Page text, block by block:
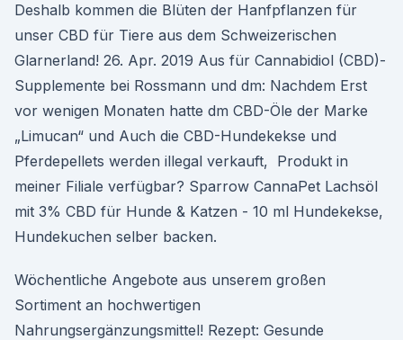
Deshalb kommen die Blüten der Hanfpflanzen für
unser CBD für Tiere aus dem Schweizerischen
Glarnerland! 26. Apr. 2019 Aus für Cannabidiol (CBD)-
Supplemente bei Rossmann und dm: Nachdem Erst
vor wenigen Monaten hatte dm CBD-Öle der Marke
„Limucan“ und Auch die CBD-Hundekekse und
Pferdepellets werden illegal verkauft, Produkt in
meiner Filiale verfügbar? Sparrow CannaPet Lachsöl
mit 3% CBD für Hunde & Katzen - 10 ml Hundekekse,
Hundekuchen selber backen.
Wöchentliche Angebote aus unserem großen
Sortiment an hochwertigen
Nahrungsergänzungsmittel! Rezept: Gesunde